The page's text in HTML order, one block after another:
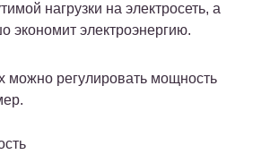
нагрузки на электросеть, а
экономит электроэнергию.
можно регулировать мощность